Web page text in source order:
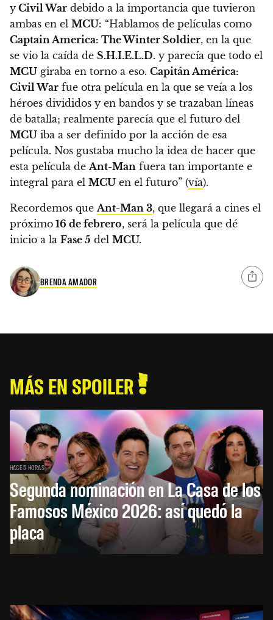
y Civil War debido a la importancia que tuvieron
ambas en el MCU: “Hablamos de películas como
Captain America: The Winter Soldier, en la que
se vio la caída de S.H.I.E.L.D. y parecía que todo el
MCU giraba en torno a eso. Capitán América:
Civil War fue otra película en la que se veía a los
héroes divididos y en bandos y se trazaban líneas
de batalla; realmente parecía que el futuro del
MCU iba a ser definido por la acción de esa
película. Nos gustaba mucho la idea de hacer que
esta película deAnt-Man fuera tan importante e
integral para el MCU en el futuro” (vía).
Recordemos queAnt-Man 3, que llegará a cines el
próximo 16 de febrero, será la película que dé
inicio a la Fase 5 del MCU.
BRENDA AMADOR
MÁS EN SPOILER
HACE 5 HORAS
Segunda nominación en La Casa de los
Famosos México 2026: así quedó la
placa